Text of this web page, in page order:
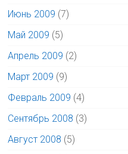
Июнь 2009 (7)
Май 2009 (5)
Апрель 2009 (2)
Март 2009 (9)
Февраль 2009 (4)
Сентябрь 2008 (3)
Август 2008 (5)